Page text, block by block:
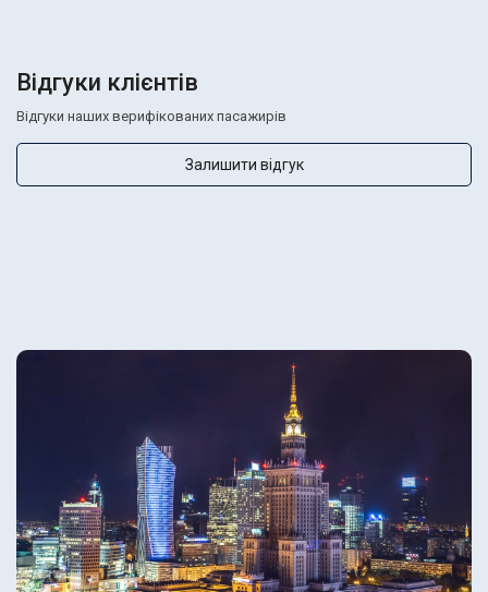
Відгуки клієнтів
Відгуки наших верифікованих пасажирів
Залишити відгук